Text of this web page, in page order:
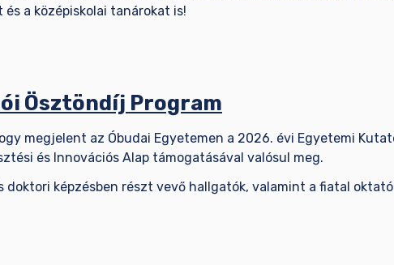
a középiskolai tanárokat is!
Ösztöndíj Program
megjelent az Óbudai Egyetemen a 2026. évi Egyetemi
és Innovációs Alap támogatásával valósul meg.
doktori képzésben részt vevő hallgatók, valamint a fiatal